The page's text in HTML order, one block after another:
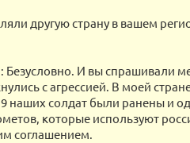
другую страну в вашем
И вы спрашивали
с агрессией. В моей
наших солдат были ранены и
которые используют
соглашением.